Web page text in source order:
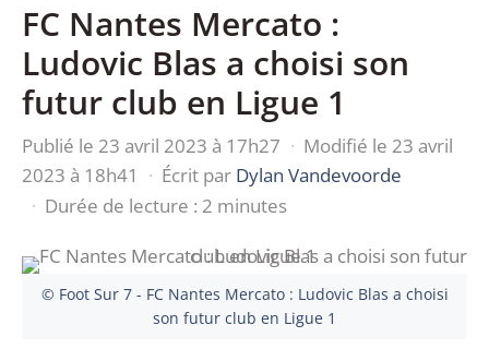
FC Nantes Mercato :
Ludovic Blas a choisi son
futur club en Ligue 1
Publié le 23 avril 2023 à 17h27 · Modifié le 23 avril
2023 à 18h41
· Écrit par Dylan Vandevoorde
· Durée de lecture : 2 minutes
© Foot Sur 7 - FC Nantes Mercato : Ludovic Blas a choisi
son futur club en Ligue 1